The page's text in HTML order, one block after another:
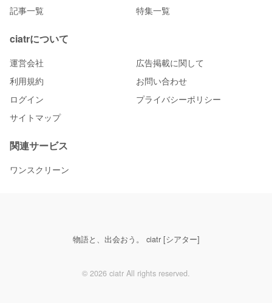
記事一覧 特集一覧
ciatrについて
運営会社
広告掲載に関して
利用規約
お問い合わせ
ログイン
プライバシーポリシー
サイトマップ
関連サービス
ワンスクリーン
物語と、出会おう。 ciatr [シアター]
© 2026 ciatr All rights reserved.